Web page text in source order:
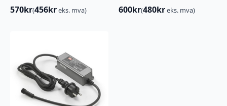
570kr(456kreks. mva) 600kr(480kreks. mva)